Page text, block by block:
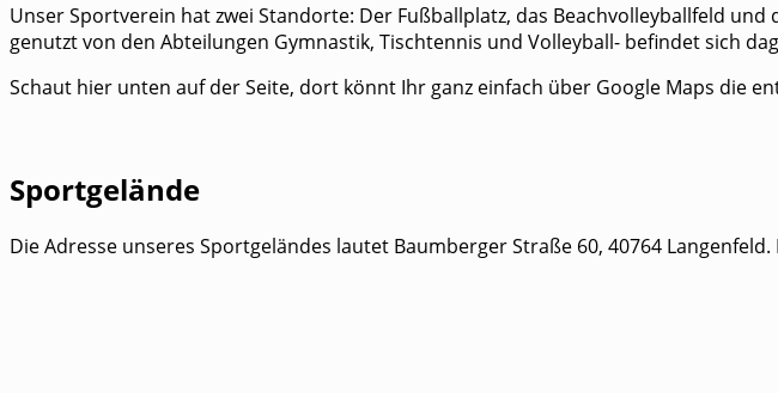
Unser Sportverein hat zwei Standorte: Der Fußballplatz, das Beachvolleyballfeld
genutzt von den Abteilungen Gymnastik, Tischtennis und Volleyball- befindet sich
Schaut hier unten auf der Seite, dort könnt Ihr ganz einfach über Google Maps die
Sportgelände
Die Adresse unseres Sportgeländes lautet Baumberger Straße 60, 40764